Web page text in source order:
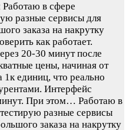
Работаю в сфере
разные сервисы для
заказа на накрутку
как работает.
20-30 минут после
цены, начиная от
1к единиц, что реально
Интерфейс
При этом… Работаю в
разные сервисы
заказа на накрутку